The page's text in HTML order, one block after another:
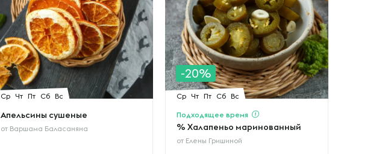
Ср Чт Пт Сб Вс
Апельсины сушеные
от Варшама Баласаняна
-20%
Ср Чт Пт Сб Вс
Подходящее время
% Халапеньо маринованный
от Елены Гришиной